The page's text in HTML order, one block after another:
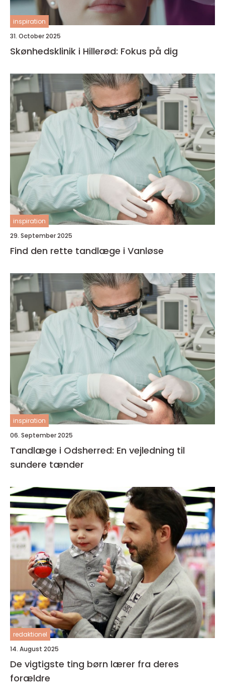
inspiration
31. October 2025
Skønhedsklinik i Hillerød: Fokus på dig
inspiration
29. September 2025
Find den rette tandlæge i Vanløse
inspiration
06. September 2025
Tandlæge i Odsherred: En vejledning til
sundere tænder
redaktionel
14. August 2025
De vigtigste ting børn lærer fra deres
forældre